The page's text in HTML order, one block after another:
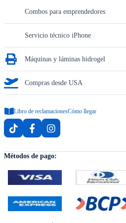
Combos para emprendedores
Servicio técnico iPhone
Máquinas y láminas hidrogel
Compras desde USA
Libro de reclamacionesCómo llegar
Métodos de pago: